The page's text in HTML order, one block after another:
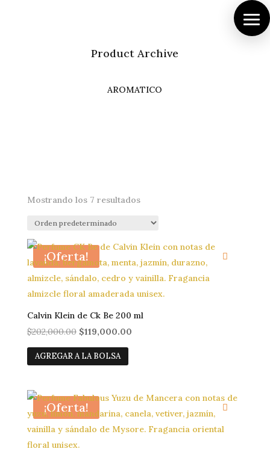
Product Archive
AROMATICO
Mostrando los 7 resultados
¡Oferta!
Calvin Klein de Ck Be 200 ml
$202,000.00 El
precio
original
$202,000.00.
$119,000.00El
$119,000.00.
AGREGAR A LA BOLSA
¡Oferta!